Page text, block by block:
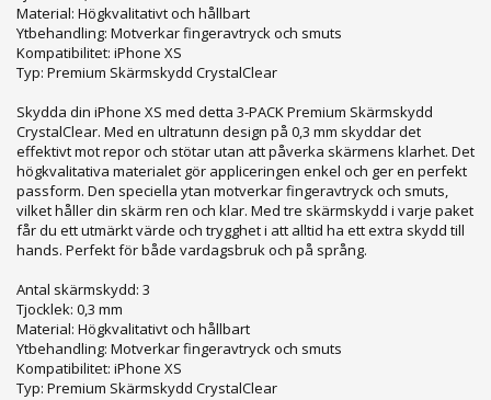
Material: Högkvalitativt och hållbart
Ytbehandling: Motverkar fingeravtryck och smuts
Kompatibilitet: iPhone XS
Typ: Premium Skärmskydd CrystalClear
Skydda din iPhone XS med detta 3-PACK Premium Skärmskydd
CrystalClear. Med en ultratunn design på 0,3 mm skyddar det
effektivt mot repor och stötar utan att påverka skärmens klarhet. Det
högkvalitativa materialet gör appliceringen enkel och ger en perfekt
passform. Den speciella ytan motverkar fingeravtryck och smuts,
vilket håller din skärm ren och klar. Med tre skärmskydd i varje paket
får du ett utmärkt värde och trygghet i att alltid ha ett extra skydd till
hands. Perfekt för både vardagsbruk och på språng.
Antal skärmskydd: 3
Tjocklek: 0,3 mm
Material: Högkvalitativt och hållbart
Ytbehandling: Motverkar fingeravtryck och smuts
Kompatibilitet: iPhone XS
Typ: Premium Skärmskydd CrystalClear